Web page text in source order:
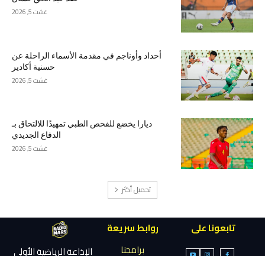
غشت 5, 2026
أحداد وأوناجم في مقدمة الأسماء الراحلة عن
حسنية أكادير
غشت 5, 2026
ديارا يخضع للفحص الطبي تمهيدًا للالتحاق بـ
الدفاع الجديدي
غشت 5, 2026
تحميل أكثر
تابعونا على
روابط سريعة
برامجنا
الإذاعة الرياضية الأولى